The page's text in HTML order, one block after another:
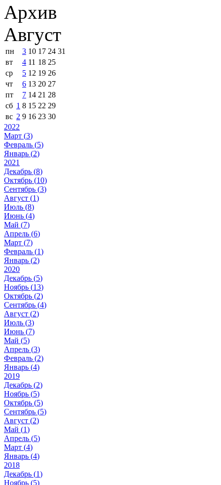
Архив
Август
пн 3 10 17 24 31
вт
4 11 18 25
ср
5 12 19 26
чт
6 13 20 27
пт
7 14 21 28
сб 1 8 15 22 29
вс 2 9 16 23 30
2022
Март (3)
Февраль (5)
Январь (2)
2021
Декабрь (8)
Октябрь (10)
Сентябрь (3)
Август (1)
Июль (8)
Июнь (4)
Май (7)
Апрель (6)
Март (7)
Февраль (1)
Январь (2)
2020
Декабрь (5)
Ноябрь (13)
Октябрь (2)
Сентябрь (4)
Август (2)
Июль (3)
Июнь (7)
Май (5)
Апрель (3)
Февраль (2)
Январь (4)
2019
Декабрь (2)
Ноябрь (5)
Октябрь (5)
Сентябрь (5)
Август (2)
Май (1)
Апрель (5)
Март (4)
Январь (4)
2018
Декабрь (1)
Ноябрь (5)